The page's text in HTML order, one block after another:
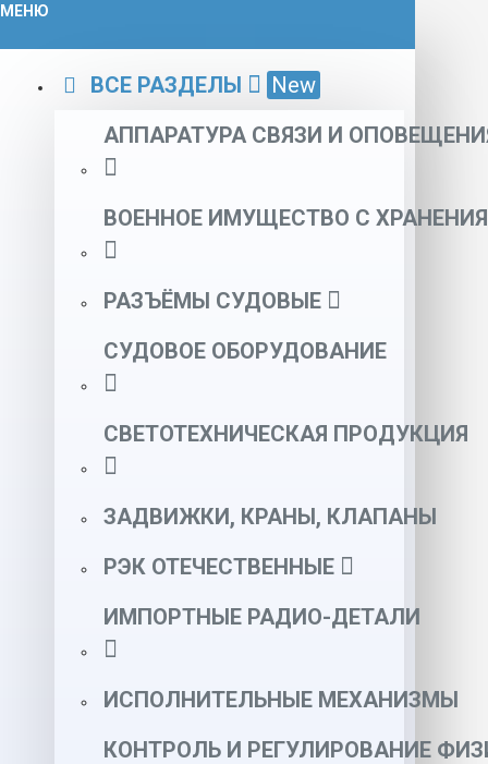
МЕНЮ
ВСЕ РАЗДЕЛЫ
New
АППАРАТУРА СВЯЗИ И
ВОЕННОЕ ИМУЩЕСТВО С ХРАНЕНИЯ
РАЗЪЁМЫ СУДОВЫЕ
СУДОВОЕ ОБОРУДОВАНИЕ
СВЕТОТЕХНИЧЕСКАЯ ПРОДУКЦИЯ
ЗАДВИЖКИ, КРАНЫ, КЛАПАНЫ
РЭК ОТЕЧЕСТВЕННЫЕ
ИМПОРТНЫЕ РАДИО-ДЕТАЛИ
ИСПОЛНИТЕЛЬНЫЕ МЕХАНИЗМЫ
КОНТРОЛЬ И РЕГУЛИРОВАНИЕ